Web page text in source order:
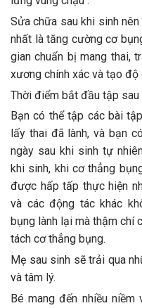
Sửa chữa sau khi sinh
nhất là tăng cường cơ
gian chuẩn bị mang thai,
xương chính xác và tạo độ
Thời điểm bắt đầu tập sau
Bạn có thể tập các bài
lấy thai đã lành, và bạn
ngày sau khi sinh tự
khi sinh, khi cơ thẳng
được hấp tấp thực hiện
và các động tác khác
bụng lành lại mà thậm chí
tách cơ thẳng bụng.
Mẹ sau sinh sẽ trải qua
và tâm lý.
Bé mang đến nhiều